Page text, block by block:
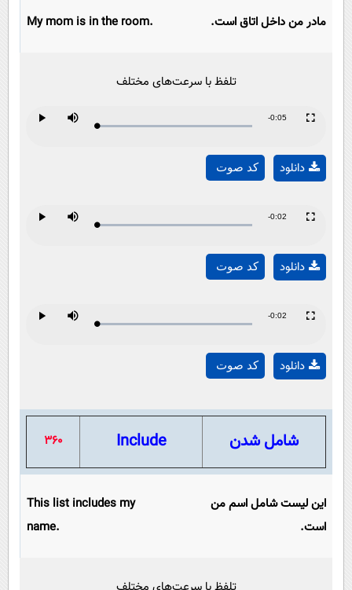
مادر من داخل اتاق است. My mom is in the room.
تلفظ با سرعت‌های مختلف
Video
Loaded:
Progress:
Remaining
-0:05
کد صوت دانلود
Video
Loaded:
Progress:
Remaining
-0:02
کد صوت دانلود
Video
Loaded:
Progress:
Remaining
-0:02
کد صوت دانلود
شامل شدن Include
360
این لیست شامل اسم من
است.
This list includes my
name.